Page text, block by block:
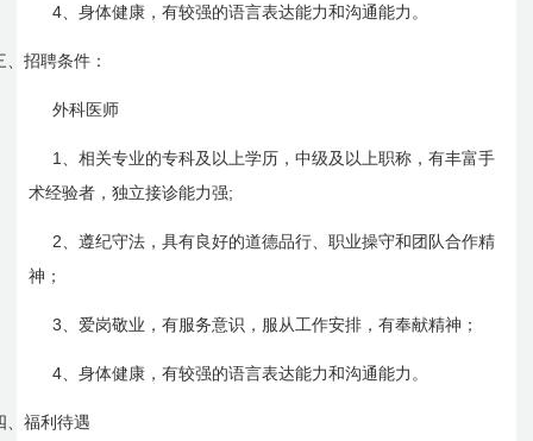
4 、身体健康，有较强的语言表达能力和沟通能力。
、招聘条件：
外科医师
1
、相关专业的专科及以上学历，中级及以上职称，有丰富手
术经验者，独立接诊能力强;
2 、遵纪守法，具有良好的道德品行、职业操守和团队合作精
神；
3 、爱岗敬业，有服务意识，服从工作安排，有奉献精神；
4 、身体健康，有较强的语言表达能力和沟通能力。
、福利待遇